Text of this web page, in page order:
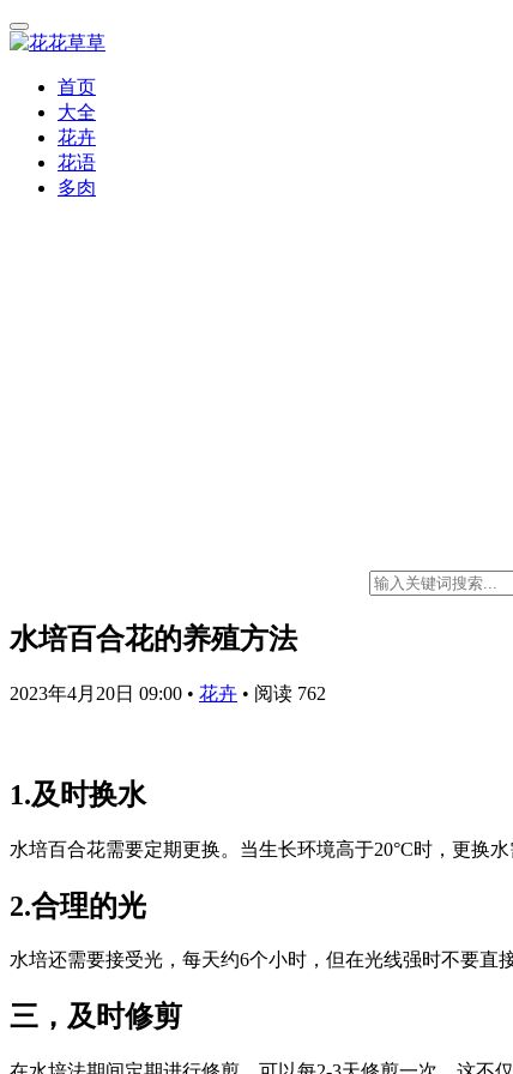
首页
大全
花卉
花语
多肉
水培百合花的养殖方法
2023年4月20日 09:00 • 花卉 • 阅读 762
1.及时换水
水培百合花需要定期更换。当生长环境高于20°C时，更换
2.合理的光
水培还需要接受光，每天约6个小时，但在光线强时不要直
三，及时修剪